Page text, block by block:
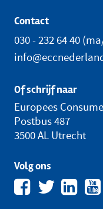
Contact
030 - 232 64 40
Of schrijf naar
Europees
Postbus 487
3500 AL Utrecht
Volg ons